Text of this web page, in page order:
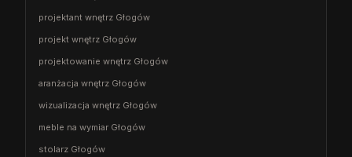
projektant wnętrz Głogów
projekt wnętrz Głogów
projektowanie wnętrz Głogów
aranżacja wnętrz Głogów
wizualizacja wnętrz Głogów
meble na wymiar Głogów
stolarz Głogów